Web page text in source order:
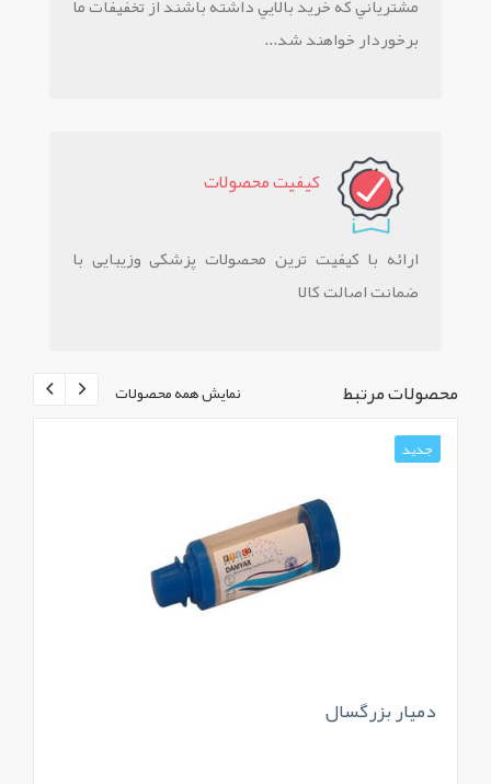
مشترياني که خريد بالايي داشته باشند از تخفيفات ما
برخوردار خواهند شد...
کيفيت محصولات
ارائه با کیفیت ترین محصولات پزشکی وزیبایی با
ضمانت اصالت کالا
نمایش همه محصولات محصولات مرتبط
جدید
دمیار بزرگسال